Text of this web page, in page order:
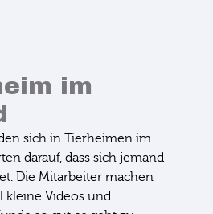
im
sich in Tierheimen im
darauf, dass sich jemand
Die Mitarbeiter machen
kleine Videos und